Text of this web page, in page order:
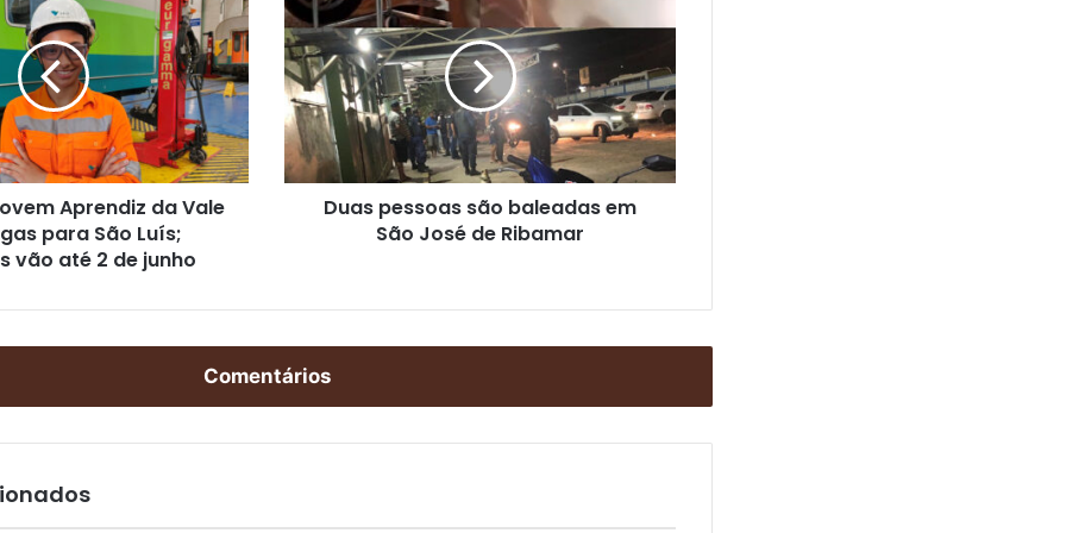
Aprendiz da Vale
para São Luís;
vão até 2 de junho
u
a
s
p
e
s
o
o
l
e
Duas pessoas são baleadas em
São José de Ribamar
Comentários